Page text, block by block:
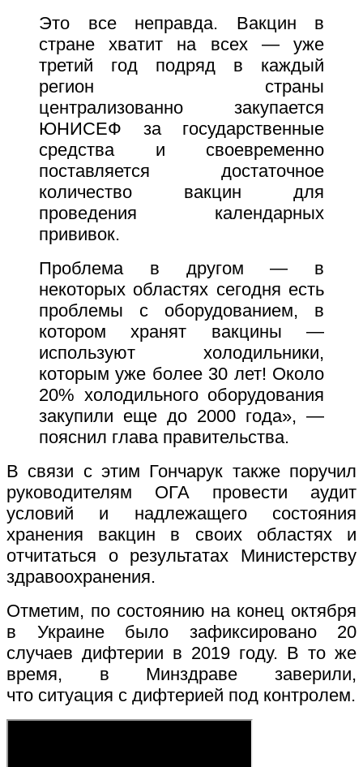
Это все неправда. Вакцин в
стране хватит на всех — уже
третий год подряд в каждый
регион страны
централизованно закупается
ЮНИСЕФ за государственные
средства и своевременно
поставляется достаточное
количество вакцин для
проведения календарных
прививок.
Проблема в другом — в
некоторых областях сегодня есть
проблемы с оборудованием, в
котором хранят вакцины —
используют холодильники,
которым уже более 30 лет! Около
20% холодильного оборудования
закупили еще до 2000 года», —
пояснил глава правительства.
В связи с этим Гончарук также поручил
руководителям ОГА провести аудит
условий и надлежащего состояния
хранения вакцин в своих областях и
отчитаться о результатах Министерству
здравоохранения.
Отметим, по состоянию на конец октября
в Украине было зафиксировано 20
случаев дифтерии в 2019 году. В то же
время, в Минздраве заверили,
что ситуация с дифтерией под контролем.